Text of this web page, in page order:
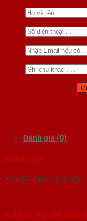
Đánh giá (0)
Đánh giá
Chưa có đánh giá nào.
Hãy là người đầu